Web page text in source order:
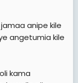
anipe kile
angetumia kile
kama